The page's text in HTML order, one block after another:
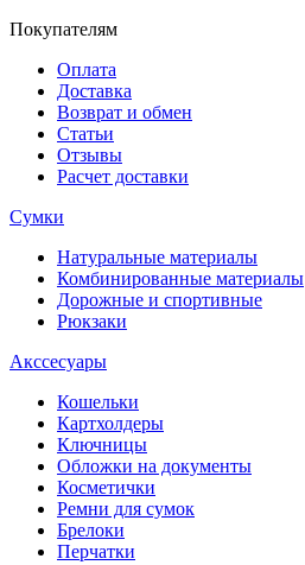
Покупателям
Оплата
Доставка
Возврат и обмен
Статьи
Отзывы
Расчет доставки
Сумки
Натуральные материалы
Комбинированные материалы
Дорожные и спортивные
Рюкзаки
Акссесуары
Кошельки
Картхолдеры
Ключницы
Обложки на документы
Косметички
Ремни для сумок
Брелоки
Перчатки